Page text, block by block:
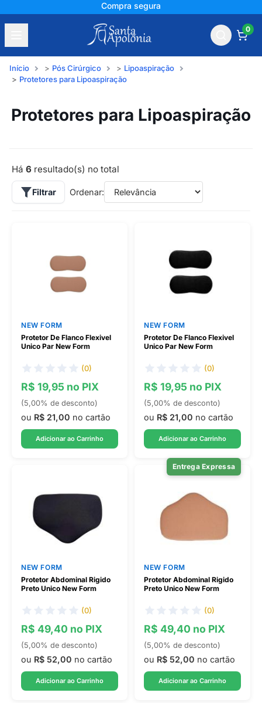
Compra segura
0
Início Pós Cirúrgico
Lipoaspiração
Protetores para Lipoaspiração
Protetores para Lipoaspiração
Há 6 resultado(s) no total
Filtrar Ordenar:
NEW FORM
Protetor De Flanco Flexivel
Unico Par New Form
(0)
R$ 19,95 no PIX
(5,00% de desconto)
ou R$ 21,00 no cartão
Adicionar ao Carrinho
NEW FORM
Protetor De Flanco Flexivel
Unico Par New Form
(0)
R$ 19,95 no PIX
(5,00% de desconto)
ou R$ 21,00 no cartão
Adicionar ao Carrinho
NEW FORM
Protetor Abdominal Rigido
Preto Unico New Form
(0)
R$ 49,40 no PIX
(5,00% de desconto)
ou R$ 52,00 no cartão
Adicionar ao Carrinho
Entrega Expressa
NEW FORM
Protetor Abdominal Rigido
Preto Unico New Form
(0)
R$ 49,40 no PIX
(5,00% de desconto)
ou R$ 52,00 no cartão
Adicionar ao Carrinho